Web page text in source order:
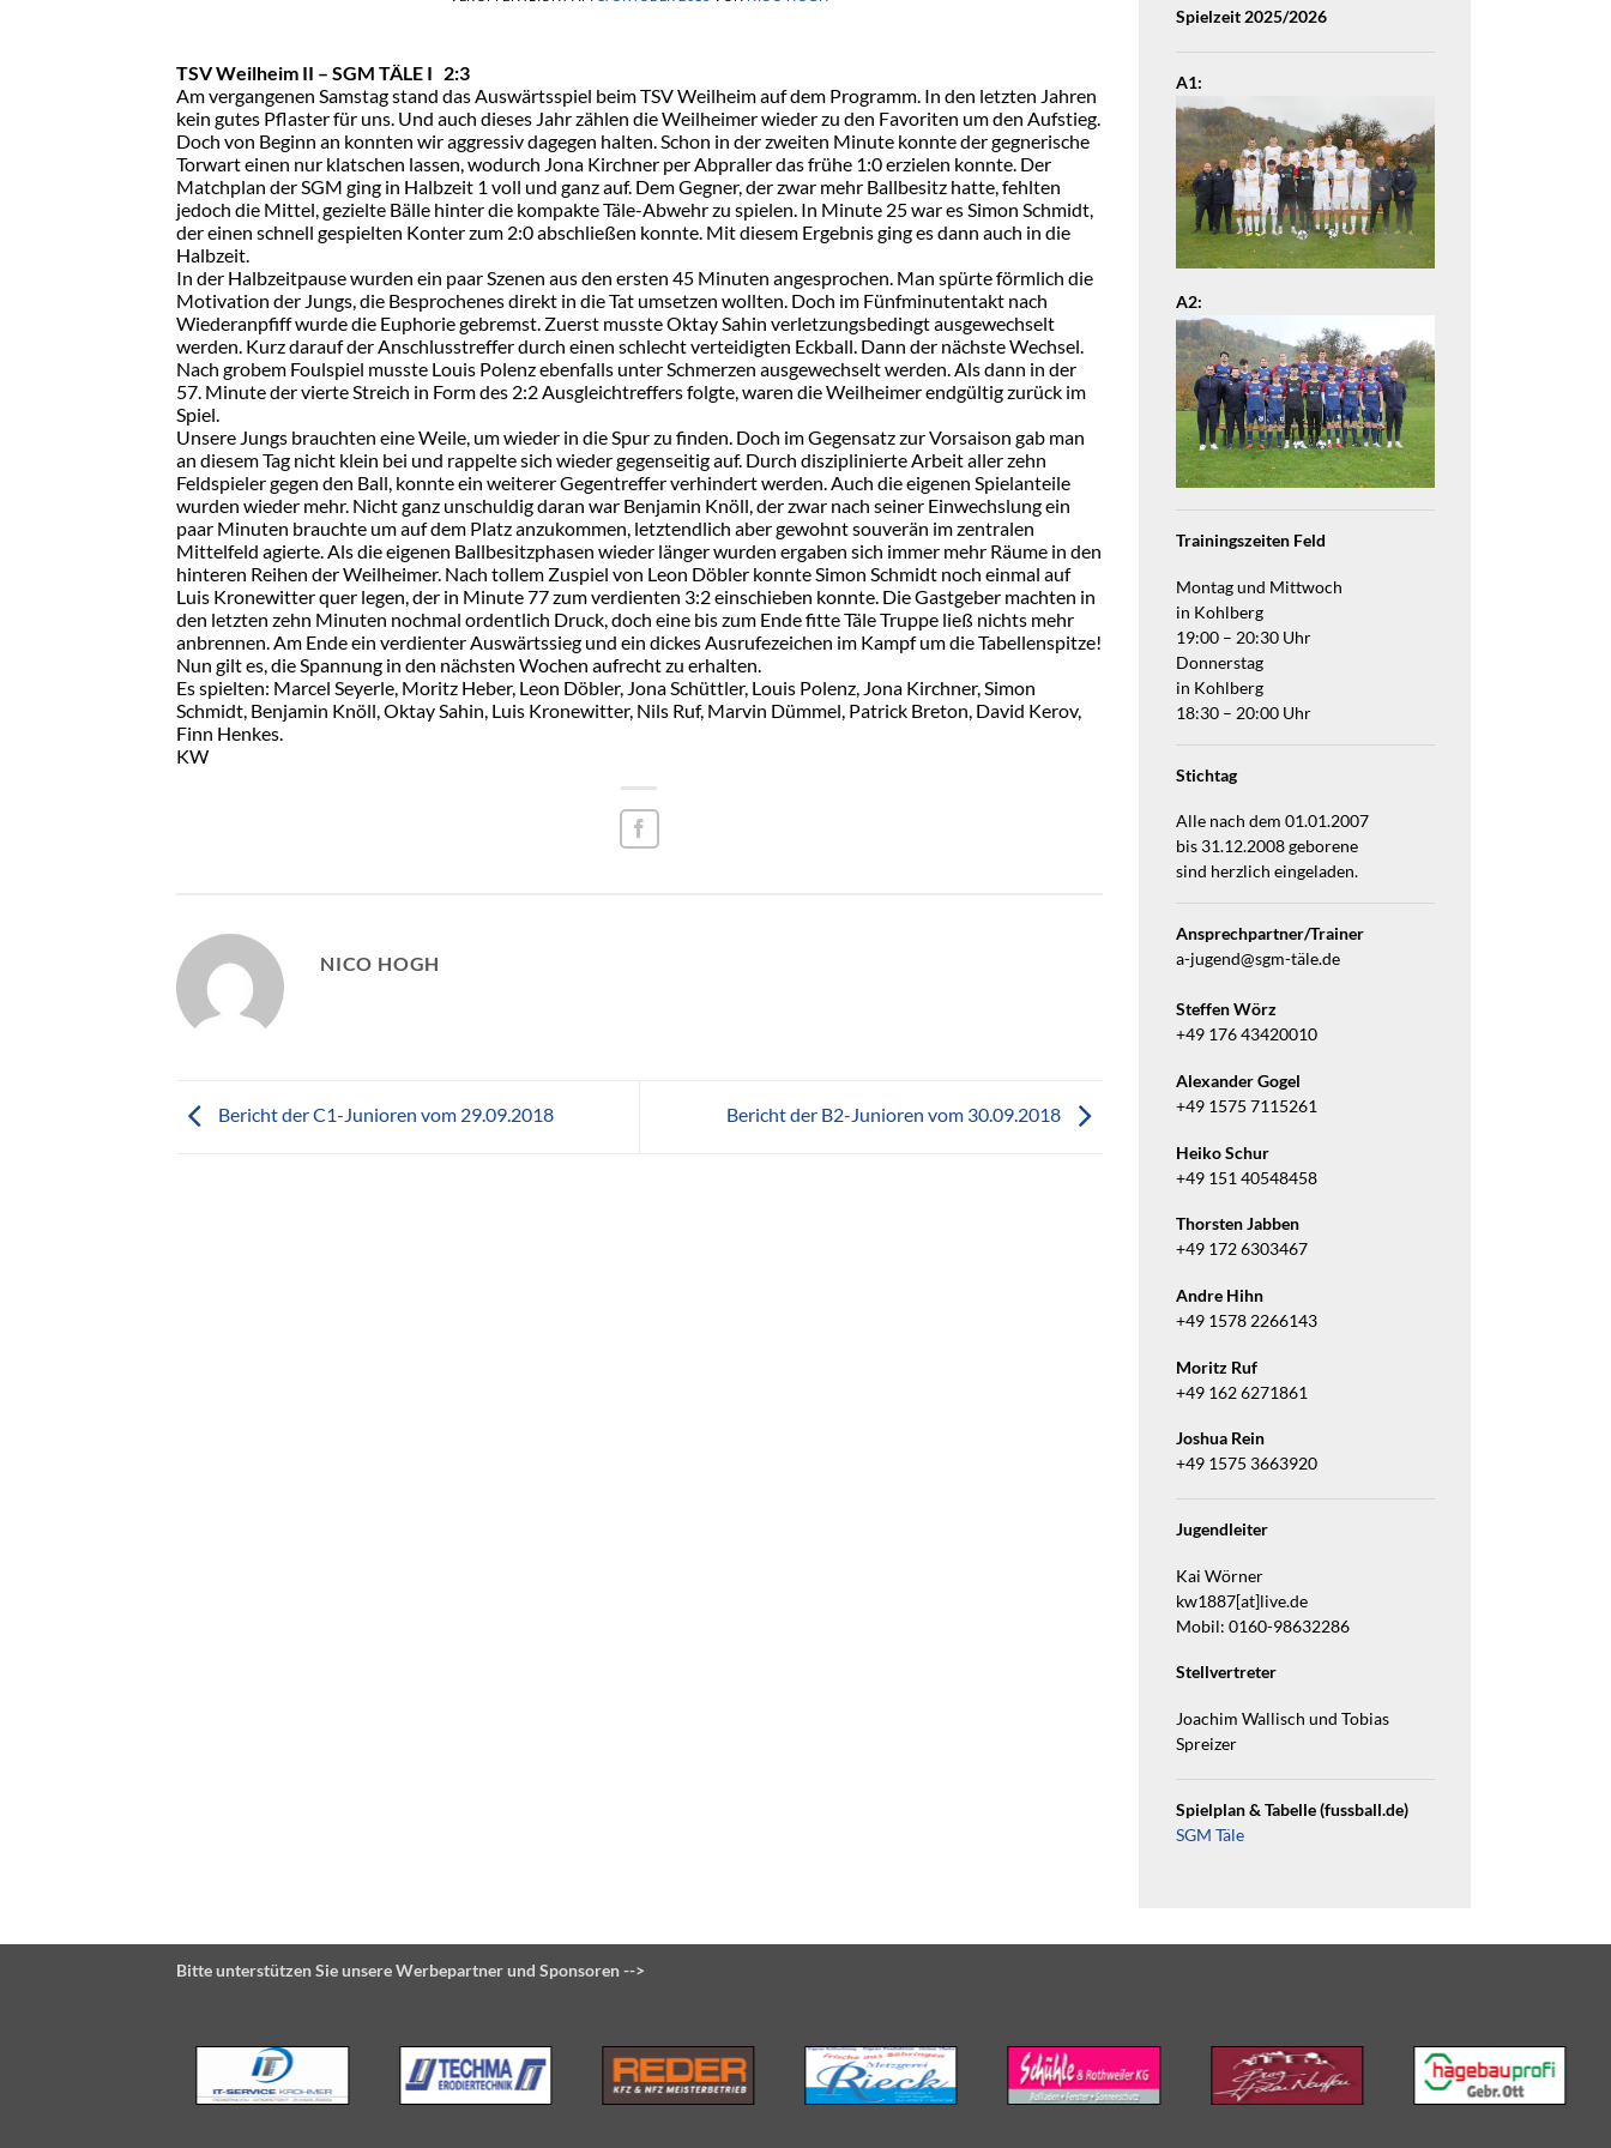
TSV Weilheim II – SGM TÄLE I 2:3
Am vergangenen Samstag stand das Auswärtsspiel beim TSV Weilheim auf dem Programm. In den letzten Jahren
kein gutes Pflaster für uns. Und auch dieses Jahr zählen die Weilheimer wieder zu den Favoriten um den Aufstieg.
Doch von Beginn an konnten wir aggressiv dagegen halten. Schon in der zweiten Minute konnte der gegnerische
Torwart einen nur klatschen lassen, wodurch Jona Kirchner per Abpraller das frühe 1:0 erzielen konnte. Der
Matchplan der SGM ging in Halbzeit 1 voll und ganz auf. Dem Gegner, der zwar mehr Ballbesitz hatte, fehlten
jedoch die Mittel, gezielte Bälle hinter die kompakte Täle-Abwehr zu spielen. In Minute 25 war es Simon Schmidt,
der einen schnell gespielten Konter zum 2:0 abschließen konnte. Mit diesem Ergebnis ging es dann auch in die
Halbzeit.
In der Halbzeitpause wurden ein paar Szenen aus den ersten 45 Minuten angesprochen. Man spürte förmlich die
Motivation der Jungs, die Besprochenes direkt in die Tat umsetzen wollten. Doch im Fünfminutentakt nach
Wiederanpfiff wurde die Euphorie gebremst. Zuerst musste Oktay Sahin verletzungsbedingt ausgewechselt
werden. Kurz darauf der Anschlusstreffer durch einen schlecht verteidigten Eckball. Dann der nächste Wechsel.
Nach grobem Foulspiel musste Louis Polenz ebenfalls unter Schmerzen ausgewechselt werden. Als dann in der
57. Minute der vierte Streich in Form des 2:2 Ausgleichtreffers folgte, waren die Weilheimer endgültig zurück im
Spiel.
Unsere Jungs brauchten eine Weile, um wieder in die Spur zu finden. Doch im Gegensatz zur Vorsaison gab man
an diesem Tag nicht klein bei und rappelte sich wieder gegenseitig auf. Durch disziplinierte Arbeit aller zehn
Feldspieler gegen den Ball, konnte ein weiterer Gegentreffer verhindert werden. Auch die eigenen Spielanteile
wurden wieder mehr. Nicht ganz unschuldig daran war Benjamin Knöll, der zwar nach seiner Einwechslung ein
paar Minuten brauchte um auf dem Platz anzukommen, letztendlich aber gewohnt souverän im zentralen
Mittelfeld agierte. Als die eigenen Ballbesitzphasen wieder länger wurden ergaben sich immer mehr Räume in den
hinteren Reihen der Weilheimer. Nach tollem Zuspiel von Leon Döbler konnte Simon Schmidt noch einmal auf
Luis Kronewitter quer legen, der in Minute 77 zum verdienten 3:2 einschieben konnte. Die Gastgeber machten in
den letzten zehn Minuten nochmal ordentlich Druck, doch eine bis zum Ende fitte Täle Truppe ließ nichts mehr
anbrennen. Am Ende ein verdienter Auswärtssieg und ein dickes Ausrufezeichen im Kampf um die Tabellenspitze!
Nun gilt es, die Spannung in den nächsten Wochen aufrecht zu erhalten.
Es spielten: Marcel Seyerle, Moritz Heber, Leon Döbler, Jona Schüttler, Louis Polenz, Jona Kirchner, Simon
Schmidt, Benjamin Knöll, Oktay Sahin, Luis Kronewitter, Nils Ruf, Marvin Dümmel, Patrick Breton, David Kerov,
Finn Henkes.
KW
NICO HOGH
Bericht der C1-Junioren vom 29.09.2018 Bericht der B2-Junioren vom 30.09.2018
Spielzeit 2025/2026
A1:
A2:
Trainingszeiten Feld
Montag und Mittwoch
in Kohlberg
19:00 – 20:30 Uhr
Donnerstag
in Kohlberg
18:30 – 20:00 Uhr
Stichtag
Alle nach dem 01.01.2007
bis 31.12.2008 geborene
sind herzlich eingeladen.
Ansprechpartner/Trainer
a-jugend@sgm-täle.de
Steffen Wörz
+49 176 43420010
Alexander Gogel
+49 1575 7115261
Heiko Schur
+49 151 40548458
Thorsten Jabben
+49 172 6303467
Andre Hihn
+49 1578 2266143
Moritz Ruf
+49 162 6271861
Joshua Rein
+49 1575 3663920
Jugendleiter
Kai Wörner
kw1887[at]live.de
Mobil: 0160-98632286
Stellvertreter
Joachim Wallisch und Tobias
Spreizer
Spielplan & Tabelle (fussball.de)
SGM Täle
Bitte unterstützen Sie unsere Werbepartner und Sponsoren -->